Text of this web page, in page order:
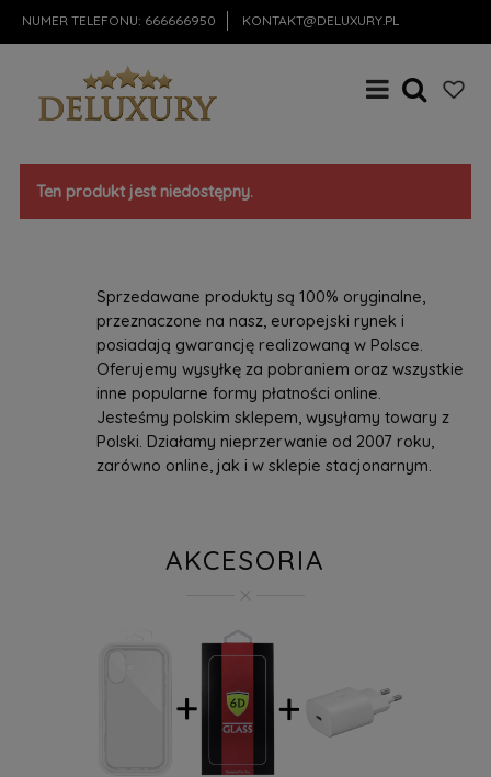
NUMER TELEFONU: 666666950 KONTAKT@DELUXURY.PL
Ten produkt jest niedostępny.
Sprzedawane produkty są 100% oryginalne,
przeznaczone na nasz, europejski rynek i
posiadają gwarancję realizowaną w Polsce.
Oferujemy wysyłkę za pobraniem oraz wszystkie
inne popularne formy płatności online.
Jesteśmy polskim sklepem, wysyłamy towary z
Polski. Działamy nieprzerwanie od 2007 roku,
zarówno online, jak i w sklepie stacjonarnym.
AKCESORIA